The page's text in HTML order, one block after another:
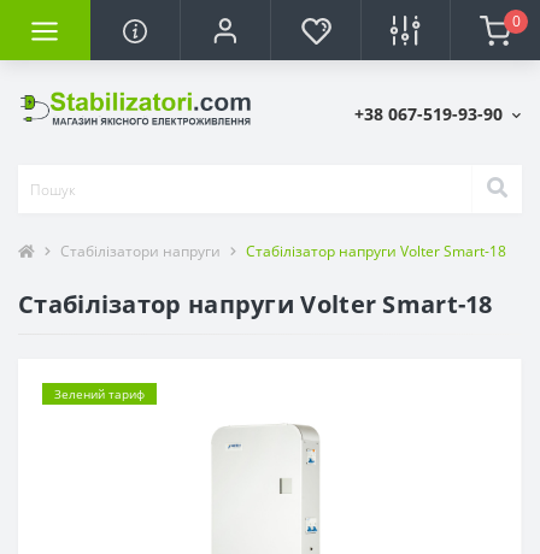
0
+38 067-519-93-90
Стабілізатори напруги Стабілізатор напруги Volter Smart-18
Стабілізатор напруги Volter Smart-18
Зелений тариф